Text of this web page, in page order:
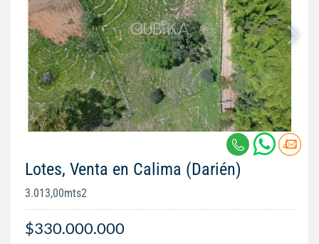
Lotes, Venta en Calima (Darién)
3.013,00mts2
$330.000.000